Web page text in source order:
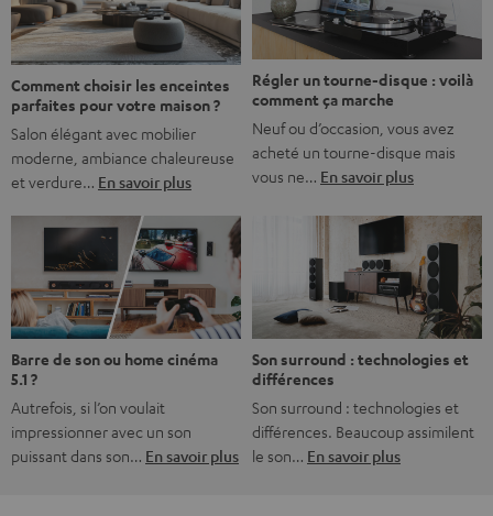
bonne nouvelle, c’est […]
Comment choisir les enceintes
parfaites pour votre maison ?
Salon élégant avec mobilier
moderne, ambiance chaleureuse
et verdure… En savoir plus
Régler un tourne-disque : voilà
comment ça marche
Neuf ou d’occasion, vous avez
acheté un tourne-disque mais
vous ne… En savoir plus
Barre de son ou home cinéma
5.1 ?
Autrefois, si l’on voulait
impressionner avec un son
puissant dans son… En savoir plus
Son surround : technologies et
différences
Son surround : technologies et
différences. Beaucoup assimilent
le son… En savoir plus